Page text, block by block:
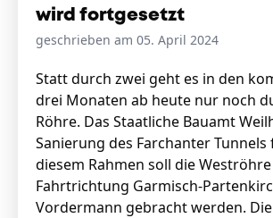
wird fortgesetzt
geschrieben am 05. April 2024
Statt durch zwei geht es in den
drei Monaten ab heute nur noch
Röhre. Das Staatliche Bauamt
Sanierung des Farchanter Tunnels
diesem Rahmen soll die
Fahrtrichtung Garmisch-
Vordermann gebracht werden.